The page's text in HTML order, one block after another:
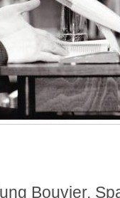
Bouvier,